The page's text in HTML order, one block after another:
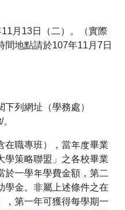
月13日（二）。（實際
間地點請於107年11月7日
下列網址（學務處）
在職專班），當年度畢業
學策略聯盟」之各校畢業
於一學年學費金額，第二
學金。非屬上述條件之在
，第一年可獲得每學期一